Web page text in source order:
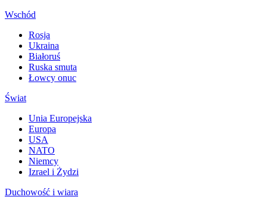
Wschód
Rosja
Ukraina
Białoruś
Ruska smuta
Łowcy onuc
Świat
Unia Europejska
Europa
USA
NATO
Niemcy
Izrael i Żydzi
Duchowość i wiara